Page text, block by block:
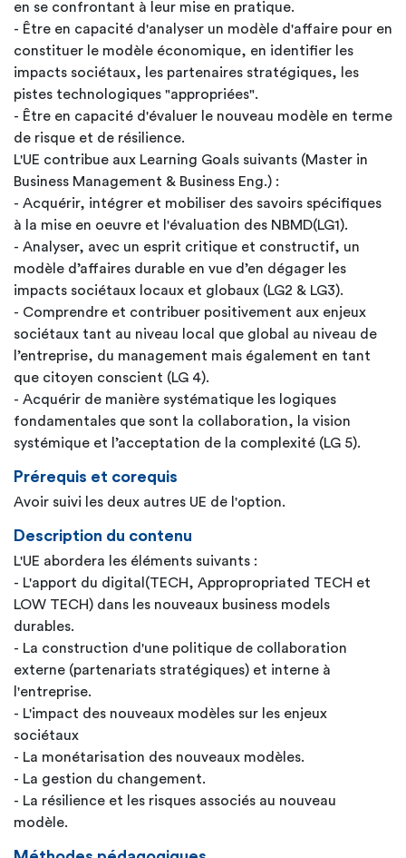
en se confrontant à leur mise en pratique.
- Être en capacité d'analyser un modèle d'affaire pour en
constituer le modèle économique, en identifier les
impacts sociétaux, les partenaires stratégiques, les
pistes technologiques "appropriées".
- Être en capacité d'évaluer le nouveau modèle en terme
de risque et de résilience.
L'UE contribue aux Learning Goals suivants (Master in
Business Management & Business Eng.) :
- Acquérir, intégrer et mobiliser des savoirs spécifiques
à la mise en oeuvre et l'évaluation des NBMD(LG1).
- Analyser, avec un esprit critique et constructif, un
modèle d’affaires durable en vue d’en dégager les
impacts sociétaux locaux et globaux (LG2 & LG3).
- Comprendre et contribuer positivement aux enjeux
sociétaux tant au niveau local que global au niveau de
l’entreprise, du management mais également en tant
que citoyen conscient (LG 4).
- Acquérir de manière systématique les logiques
fondamentales que sont la collaboration, la vision
systémique et l’acceptation de la complexité (LG 5).
Prérequis et corequis
Avoir suivi les deux autres UE de l'option.
Description du contenu
L'UE abordera les éléments suivants :
- L'apport du digital(TECH, Appropropriated TECH et
LOW TECH) dans les nouveaux business models
durables.
- La construction d'une politique de collaboration
externe (partenariats stratégiques) et interne à
l'entreprise.
- L'impact des nouveaux modèles sur les enjeux
sociétaux
- La monétarisation des nouveaux modèles.
- La gestion du changement.
- La résilience et les risques associés au nouveau
modèle.